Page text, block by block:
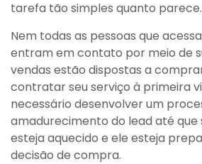
tarefa tão simples quanto parece.
Nem todas as pessoas que
entram em contato por meio de
vendas estão dispostas a
contratar seu serviço à primeira
necessário desenvolver um
amadurecimento do lead até que
esteja aquecido e ele esteja
decisão de compra.